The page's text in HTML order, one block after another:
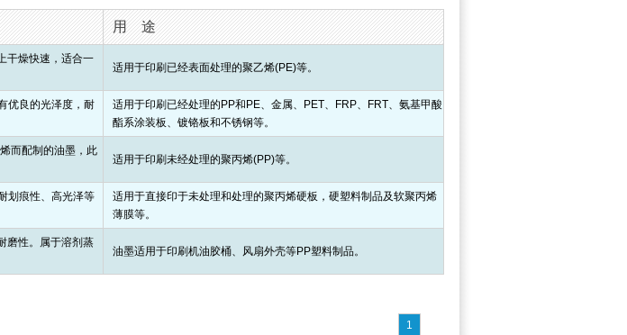
用 途
干燥快速，适合一
适用于印刷已经表面处理的聚乙烯(PE)等。
优良的光泽度，耐
适用于印刷已经处理的PP和PE、金属、PET、FRP、FRT、氨基甲酸
酯系涂装板、镀铬板和不锈钢等。
而配制的油墨，此
适用于印刷未经处理的聚丙烯(PP)等。
划痕性、高光泽等
适用于直接印于未处理和处理的聚丙烯硬板，硬塑料制品及软聚丙烯
薄膜等。
磨性。属于溶剂蒸
油墨适用于印刷机油胶桶、风扇外壳等PP塑料制品。
1